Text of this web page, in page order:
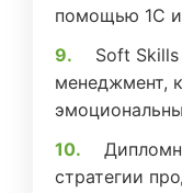
помощью 1С и
Soft
менеджмент,
стратегии